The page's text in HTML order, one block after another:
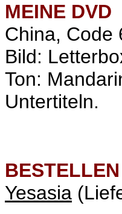
MEINE DVD
China, Code
Bild:
Ton:
Untertiteln.
BESTELLEN
Yesasia